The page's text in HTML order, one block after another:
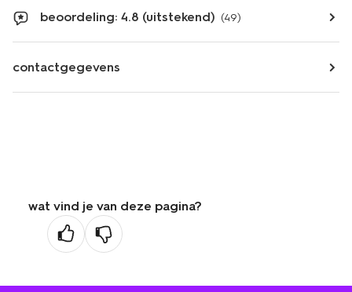
beoordeling: 4.8 (uitstekend) (49)
contactgegevens
wat vind je van deze pagina?